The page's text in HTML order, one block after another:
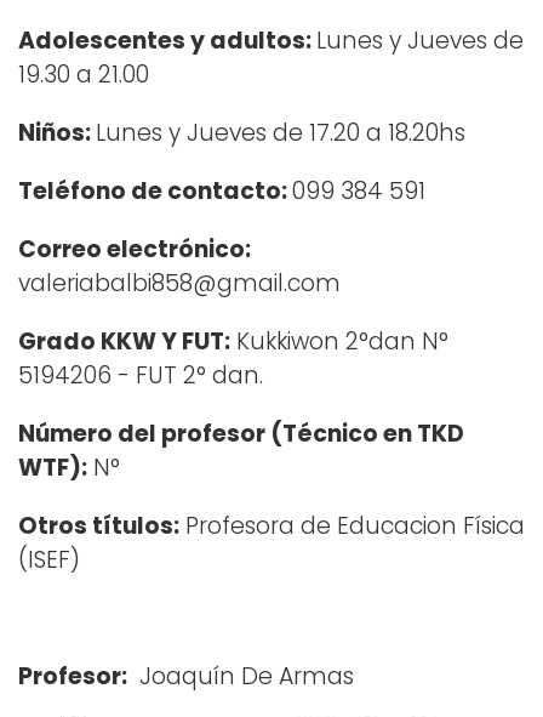
Adolescentes y adultos:Lunes y Jueves de
19.30 a 21.00
Niños:Lunes y Jueves de 17.20 a 18.20hs
Teléfono de contacto:099 384 591
Correo electrónico:
valeriabalbi858@gmail.com
Grado KKW Y FUT: Kukkiwon 2°dan N°
5194206 - FUT 2° dan.
Número del profesor (Técnico en TKD
WTF): N°
Otros títulos: Profesora de Educacion Física
(ISEF)
Profesor: Joaquín De Armas